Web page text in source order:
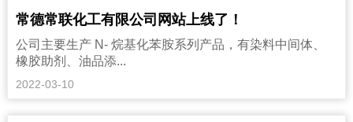
常德常联化工有限公司网站上线了！
公司主要生产 N- 烷基化苯胺系列产品，有染料中间体、
橡胶助剂、油品添...
2022-03-10